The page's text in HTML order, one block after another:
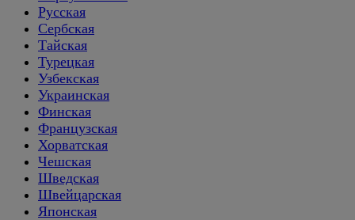
Русская
Сербская
Тайская
Турецкая
Узбекская
Украинская
Финская
Французская
Хорватская
Чешская
Шведская
Швейцарская
Японская